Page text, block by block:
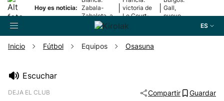
Hoy es noticia: Zabala-
Zabaleta, a
la final
victoria de
Le Court-
Pienaar
Gall,
nuevo
ES
Inicio Fútbol Equipos Osasuna
Escuchar
DEJA EL CLUB Compartir Guardar